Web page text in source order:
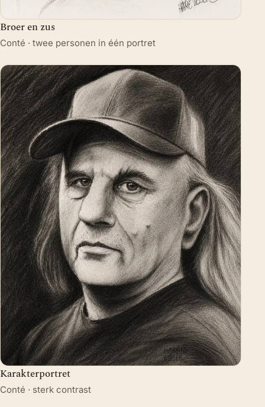
Broer en zus
Conté · twee personen in één portret
Karakterportret
Conté · sterk contrast